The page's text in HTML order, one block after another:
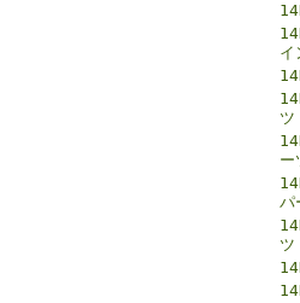
イ
ツ
ー
パ
ツ